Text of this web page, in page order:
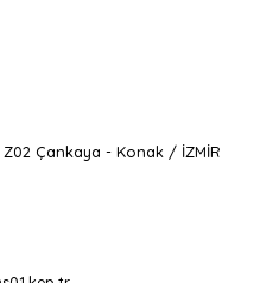
Çankaya - Konak / İZMİR